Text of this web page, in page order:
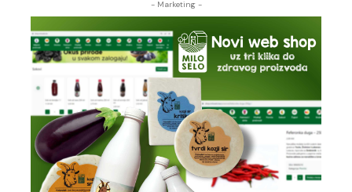
- Marketing -